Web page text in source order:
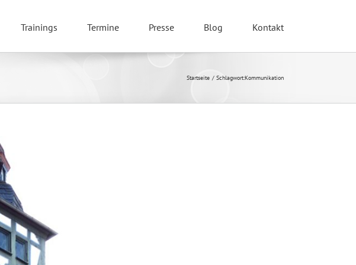
Trainings Termine Presse Blog Kontakt
Startseite Schlagwort:Kommunikation